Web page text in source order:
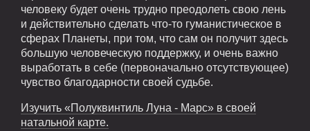
человеку будет очень трудно преодолеть свою лень
и действительно сделать что-то гуманистическое в
сферах Планеты, при том, что сам он получит здесь
большую человеческую поддержку, и очень важно
выработать в себе (первоначально отсутствующее)
чувство благодарности своей судьбе.
Изучить «Полуквинтиль Луна - Марс» в своей
натальной карте.